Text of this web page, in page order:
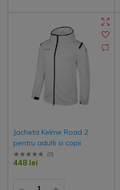
Jacheta Kelme Road 2
pentru adulti si copii
(0)
448 lei